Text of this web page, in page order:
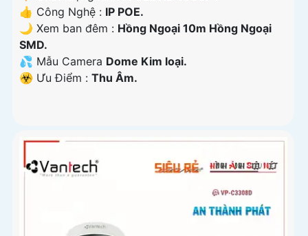
👍 Công Nghệ : IP POE.
🌙 Xem ban đêm : Hồng Ngoại 10m Hồng Ngoại
SMD.
💦 Mẫu Camera Dome Kim loại.
️☣️ Ưu Điểm : Thu Âm.